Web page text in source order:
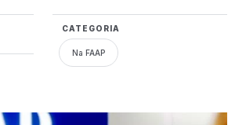
CATEGORIA
Na FAAP